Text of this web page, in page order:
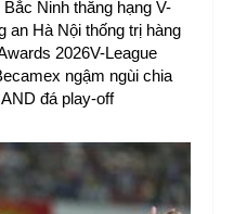
Ninh thăng hạng V-
an Hà Nội thống trị hàng
2026V-League
ngậm ngùi chia
đá play-off